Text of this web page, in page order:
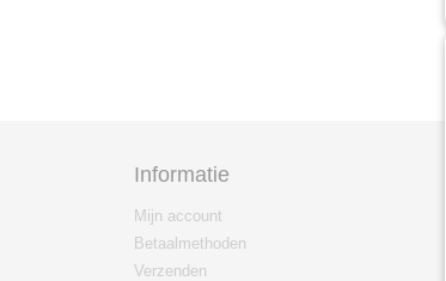
Informatie
Mijn account
Betaalmethoden
Verzenden